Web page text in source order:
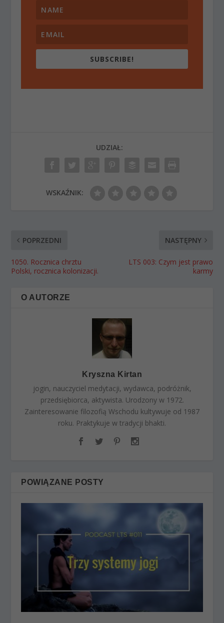
SUBSCRIBE!
UDZIAŁ:
WSKAŹNIK:
POPRZEDNI
1050. Rocznica chrztu
Polski, rocznica kolonizacji.
NASTĘPNY
LTS 003: Czym jest prawo
karmy
O AUTORZE
Kryszna Kirtan
jogin, nauczyciel medytacji, wydawca, podróżnik,
przedsiębiorca, aktywista. Urodzony w 1972.
Zainteresowanie filozofią Wschodu kultywuje od 1987
roku. Praktykuje w tradycji bhakti.
POWIĄZANE POSTY